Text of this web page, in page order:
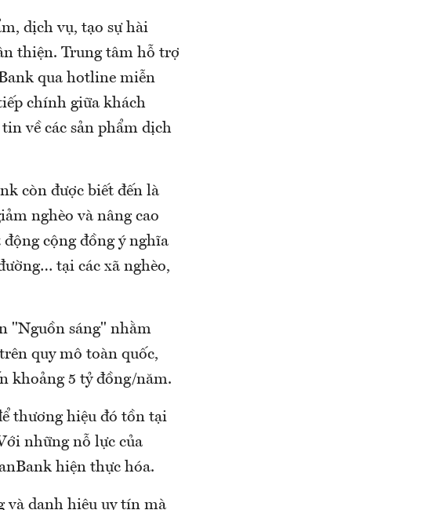
dịch vụ, tạo sự hài
thiện. Trung tâm hỗ trợ
qua hotline miễn
chính giữa khách
về các sản phẩm dịch
còn được biết đến là
nghèo và nâng cao
cộng đồng ý nghĩa
tại các xã nghèo,
"Nguồn sáng" nhằm
quy mô toàn quốc,
khoảng 5 tỷ đồng/năm.
thương hiệu đó tồn tại
những nỗ lực của
hiện thực hóa.
và danh hiệu uy tín mà